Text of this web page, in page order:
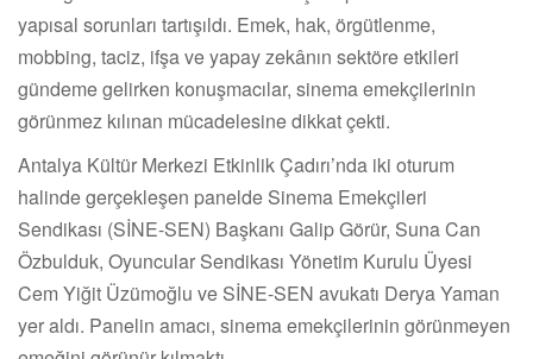
yapısal sorunları tartışıldı. Emek, hak, örgütlenme,
mobbing, taciz, ifşa ve yapay zekânın sektöre etkileri
gündeme gelirken konuşmacılar, sinema emekçilerinin
görünmez kılınan mücadelesine dikkat çekti.
Antalya Kültür Merkezi Etkinlik Çadırı’nda iki oturum
halinde gerçekleşen panelde Sinema Emekçileri
Sendikası (SİNE-SEN) Başkanı Galip Görür, Suna Can
Özbulduk, Oyuncular Sendikası Yönetim Kurulu Üyesi
Cem Yiğit Üzümoğlu ve SİNE-SEN avukatı Derya Yaman
yer aldı. Panelin amacı, sinema emekçilerinin görünmeyen